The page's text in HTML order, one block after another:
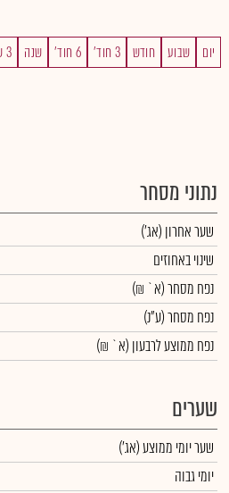
יום שבוע חודש 3 חוד' 6 חוד' שנה 3 שנים
נתוני מסחר
שער אחרון (אג')
שינוי באחוזים
נפח מסחר(א` ₪)
נפח מסחר(ע"נ)
נפח ממוצע לרבעון (א` ₪)
שערים
שער יומי ממוצע(אג')
יומי גבוה